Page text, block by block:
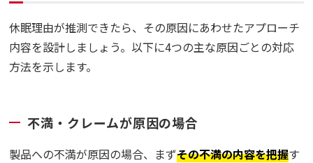
休眠理由が推測できたら、その原因にあわせたアプローチ
内容を設計しましょう。以下に4つの主な原因ごとの対応
方法を示します。
不満・クレームが原因の場合
製品への不満が原因の場合、まずその不満の内容を把握す